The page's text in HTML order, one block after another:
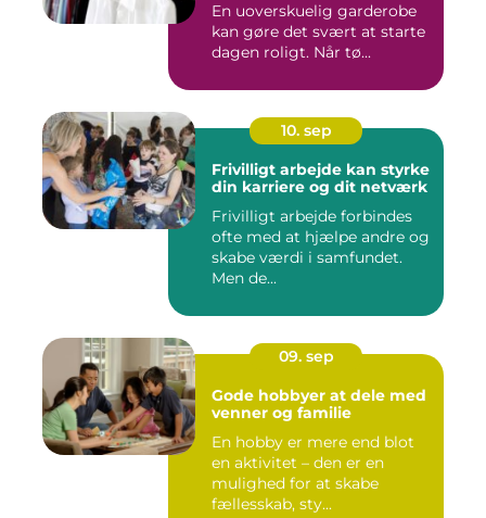
En uoverskuelig garderobe
kan gøre det svært at starte
dagen roligt. Når tø...
10. sep
Frivilligt arbejde kan styrke
din karriere og dit netværk
Frivilligt arbejde forbindes
ofte med at hjælpe andre og
skabe værdi i samfundet.
Men de...
09. sep
Gode hobbyer at dele med
venner og familie
En hobby er mere end blot
en aktivitet – den er en
mulighed for at skabe
fællesskab, sty...